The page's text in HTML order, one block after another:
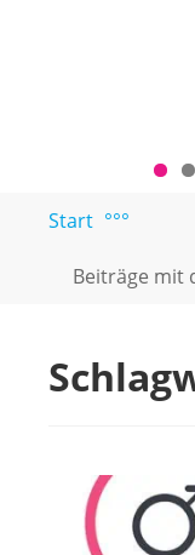
springen
PAARTEXT
Coaching
Singles
Start °°°
Beiträge mit